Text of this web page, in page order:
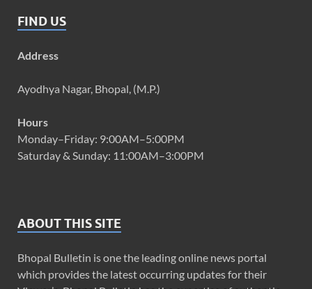
FIND US
Address
Ayodhya Nagar, Bhopal, (M.P.)
Hours
Monday–Friday: 9:00AM–5:00PM
Saturday & Sunday: 11:00AM–3:00PM
ABOUT THIS SITE
Bhopal Bulletin is one the leading online news portal
which provides the latest occurring updates for their